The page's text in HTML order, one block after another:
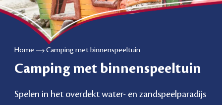
Home Camping met binnenspeeltuin
Camping met binnenspeeltuin
Spelen in het overdekt water- en zandspeelparadijs